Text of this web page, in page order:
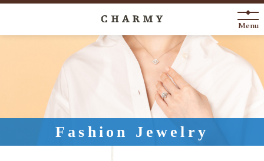
New Arrival
About
Engagement Ring
Marriage Ring
Menu
Fashion Jewelry